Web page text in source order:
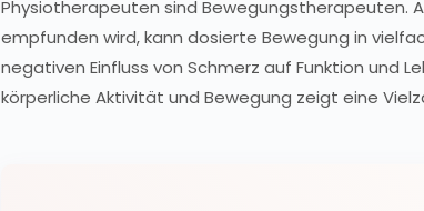
Physiotherapeuten sind Bewegungstherapeuten.
empfunden wird, kann dosierte Bewegung in
negativen Einfluss von Schmerz auf Funktion und
körperliche Aktivität und Bewegung zeigt eine